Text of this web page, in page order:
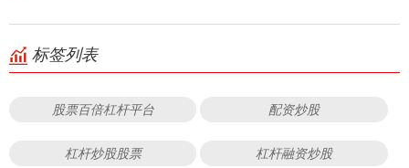
标签列表
股票百倍杠杆平台 配资炒股
杠杆炒股股票 杠杆融资炒股